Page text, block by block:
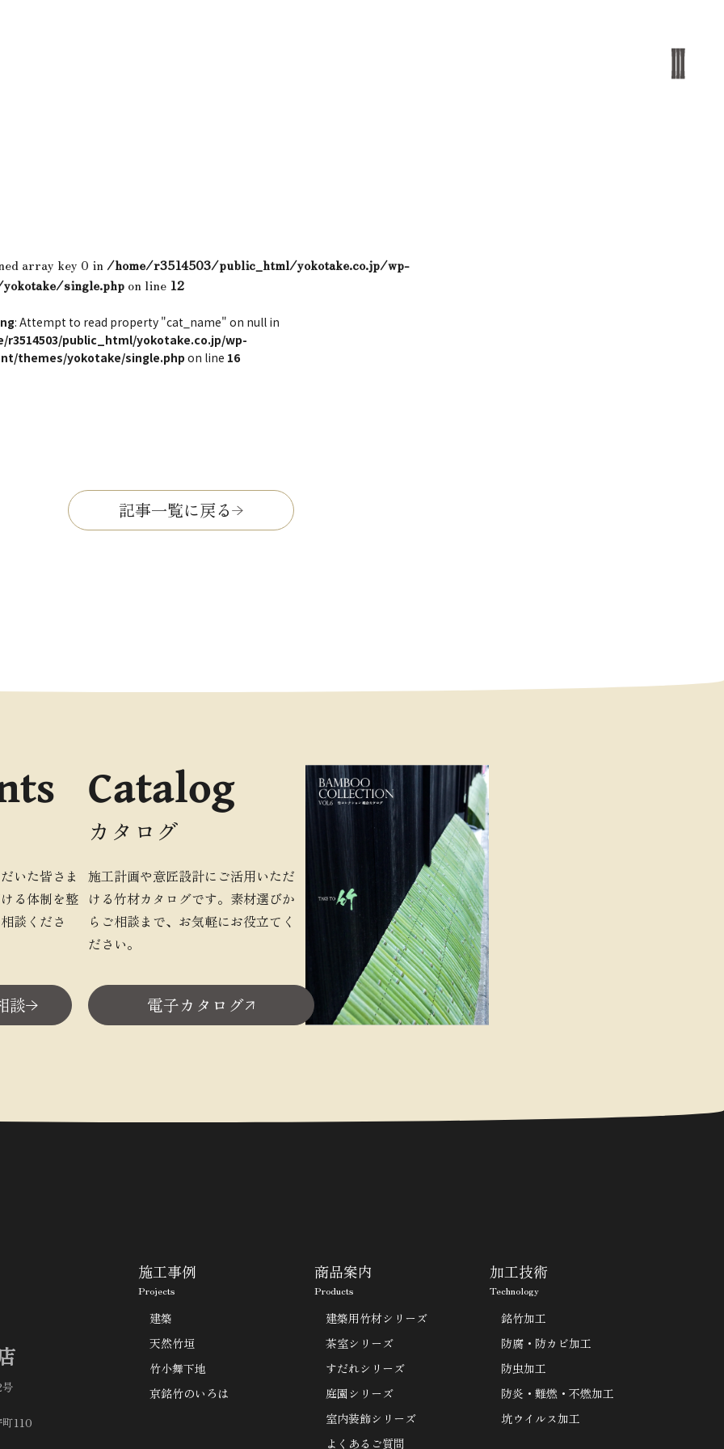
array key 0 in/home/r3514503/public_html/yokotake.co.jp/wp-
single.php on line 12
: Attempt to read property "cat_name" on null in
r3514503/public_html/yokotake.co.jp/wp-
themes/yokotake/single.php on line 16
記事一覧に戻る
いた皆さま
る体制を整
談くださ
談
Catalog
カタログ
施工計画や意匠設計にご活用いただ
ける竹材カタログです。素材選びか
らご相談まで、お気軽にお役立てく
ださい。
電子カタログ
110
施工事例
Projects
建築
天然竹垣
竹小舞下地
京銘竹のいろは
商品案内
Products
建築用竹材シリーズ
茶室シリーズ
すだれシリーズ
庭園シリーズ
室内装飾シリーズ
よくあるご質問
加工技術
Technology
銘竹加工
防腐・防カビ加工
防虫加工
防炎・難燃・不燃加工
坑ウイルス加工